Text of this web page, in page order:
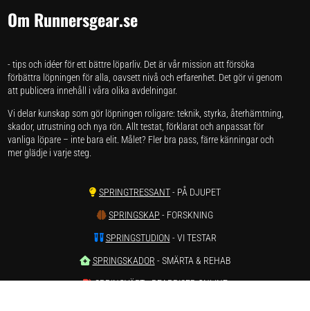
Om Runnersgear.se
- tips och idéer för ett bättre löparliv. Det är vår mission att försöka
förbättra löpningen för alla, oavsett nivå och erfarenhet. Det gör vi genom
att publicera innehåll i våra olika avdelningar.
Vi delar kunskap som gör löpningen roligare: teknik, styrka, återhämtning,
skador, utrustning och nya rön. Allt testat, förklarat och anpassat för
vanliga löpare – inte bara elit. Målet? Fler bra pass, färre känningar och
mer glädje i varje steg.
SPRINGTRESSANT- PÅ DJUPET
SPRINGSKAP - FORSKNING
SPRINGSTUDION - VI TESTAR
SPRINGSKADOR - SMÄRTA & REHAB
SPRINGVÄRT- REAPRISER ONLINE